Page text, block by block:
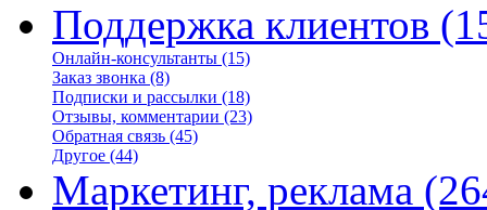
Поддержка клиентов
Онлайн-консультанты (15)
Заказ звонка (8)
Подписки и рассылки (18)
Отзывы, комментарии (23)
Обратная связь (45)
Другое (44)
Маркетинг, реклама